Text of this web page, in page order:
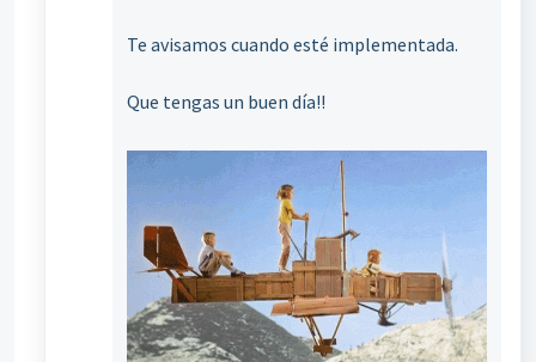
Te avisamos cuando esté implementada.
Que tengas un buen día!!